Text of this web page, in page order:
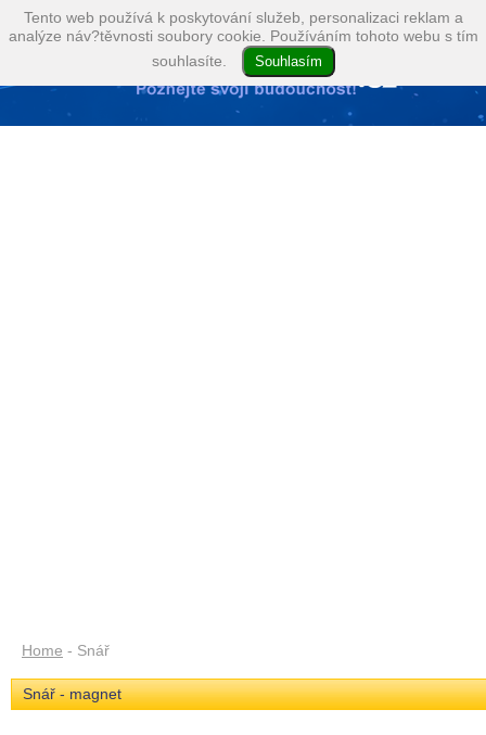
Home - Snář
Snář - magnet
Tento web používá k poskytování služeb, personalizaci reklam a
analýze náv?těvnosti soubory cookie. Používáním tohoto webu s tím
souhlasíte.